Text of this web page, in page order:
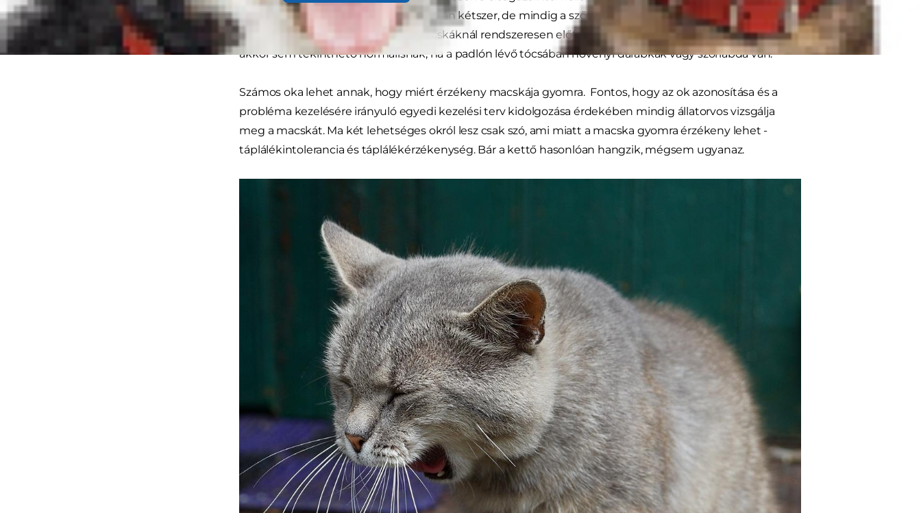
gyomra, és hány - hetente egyszer, talán kétszer, de mindig a szőnyegre (vagy más helyre, ahonnan
nehezen mosható ki). Bár egyes macskáknál rendszeresen előfordulhatnak emésztési zavarok, ez még
akkor sem tekinthető normálisnak, ha a padlón lévő tócsában növényi darabkák vagy szőrlabda van.
Számos oka lehet annak, hogy miért érzékeny macskája gyomra. Fontos, hogy az ok azonosítása és a
probléma kezelésére irányuló egyedi kezelési terv kidolgozása érdekében mindig állatorvos vizsgálja
meg a macskát. Ma két lehetséges okról lesz csak szó, ami miatt a macska gyomra érzékeny lehet -
táplálékintolerancia és táplálékérzékenység. Bár a kettő hasonlóan hangzik, mégsem ugyanaz.